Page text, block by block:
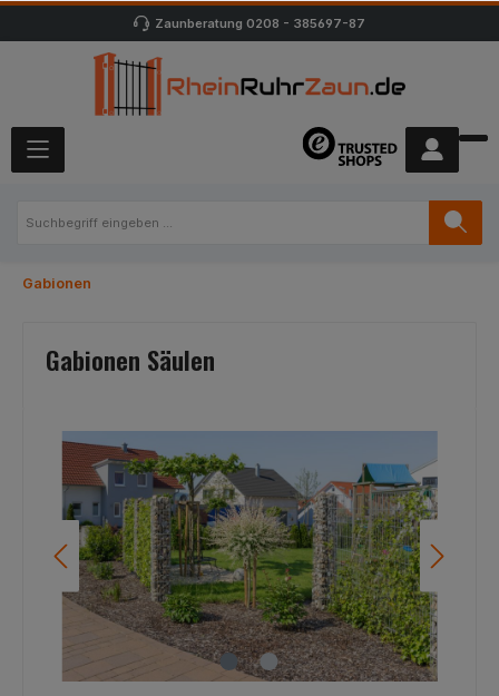
Zaunberatung 0208 - 385697-87
Gabionen
Gabionen Säulen